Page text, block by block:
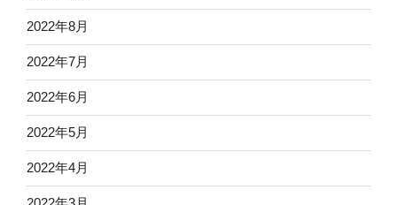
2022年8月
2022年7月
2022年6月
2022年5月
2022年4月